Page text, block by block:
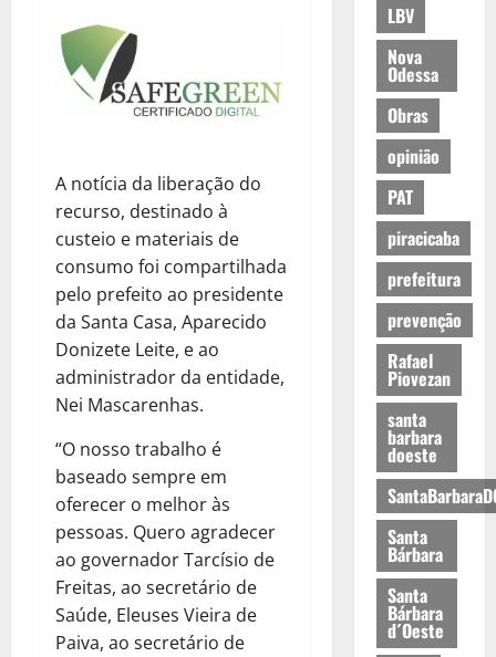
A notícia da liberação do
recurso, destinado à
custeio e materiais de
consumo foi compartilhada
pelo prefeito ao presidente
da Santa Casa, Aparecido
Donizete Leite, e ao
administrador da entidade,
Nei Mascarenhas.
“O nosso trabalho é
baseado sempre em
oferecer o melhor às
pessoas. Quero agradecer
ao governador Tarcísio de
Freitas, ao secretário de
Saúde, Eleuses Vieira de
Paiva, ao secretário de
LBV
Nova
Odessa
Obras
opinião
PAT
piracicaba
prefeitura
prevenção
Rafael
Piovezan
santa
barbara
doeste
Santa
Bárbara
Santa
Bárbara
d´Oeste